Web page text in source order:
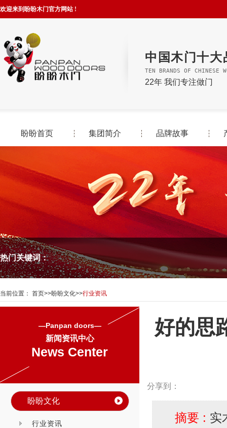
欢迎来到盼盼木门官方网站 !
中国木门十大
TEN BRANDS OF CHINESE
22年 我们专注做门
盼盼首页 集团简介 品牌故事
热门关键词：
当前位置： 首页>>盼盼文化>>行业资讯
—Panpan doors—
新闻资讯中心
News Center
盼盼文化
行业资讯
好的思
分享到：
摘要 : 实